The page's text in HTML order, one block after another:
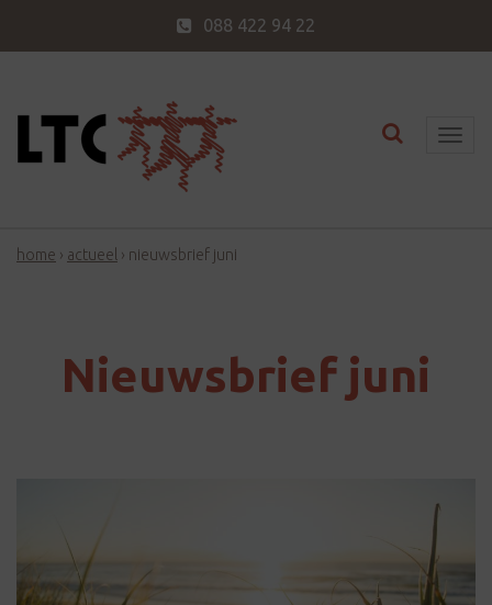
088 422 94 22
T
Toggle
home › actueel › nieuwsbrief juni
Nieuwsbrief juni